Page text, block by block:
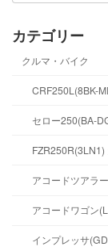
カテゴリー
クルマ・バイク
CRF250L(8BK-
セロー250(BA-
FZR250R(3LN1)
アコードツアラ
アコードワゴン
インプレッサ